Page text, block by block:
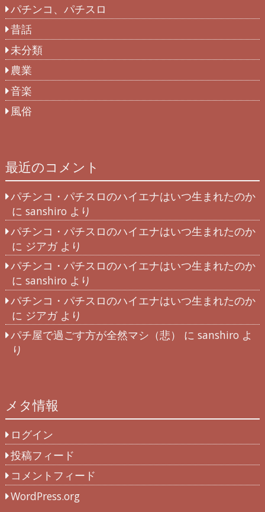
パチンコ、パチスロ
昔話
未分類
農業
音楽
風俗
最近のコメント
パチンコ・パチスロのハイエナはいつ生まれたのか
に sanshiro より
パチンコ・パチスロのハイエナはいつ生まれたのか
に ジアガより
パチンコ・パチスロのハイエナはいつ生まれたのか
に sanshiro より
パチンコ・パチスロのハイエナはいつ生まれたのか
に ジアガより
パチ屋で過ごす方が全然マシ（悲）
にsanshiro よ
り
メタ情報
ログイン
投稿フィード
コメントフィード
WordPress.org